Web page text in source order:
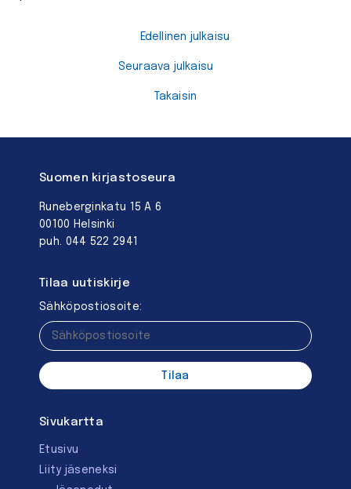
Edellinen julkaisu
Takaisin
Seuraava julkaisu
Suomen kirjastoseura
Runeberginkatu 15 A 6
00100 Helsinki
puh. 044 522 2941
Tilaa uutiskirje
Sähköpostiosoite:
Sivukartta
Etusivu
Liity jäseneksi